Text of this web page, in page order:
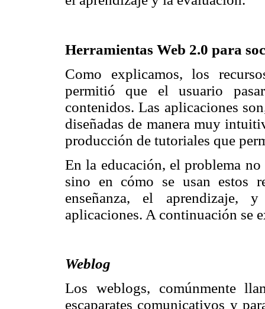
Herramientas Web 2.0 para
Como explicamos, los
permitió que el usuario
contenidos. Las aplicaciones
diseñadas de manera muy
producción de tutoriales que
En la educación, el problema
sino en cómo se usan estos
enseñanza, el aprendizaje,
aplicaciones. A continuación se
Weblog
Los weblogs, comúnmente
escaparates comunicativos y